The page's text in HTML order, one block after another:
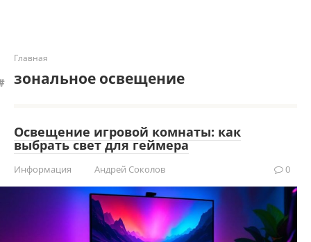
Главная
зональное освещение
Освещение игровой комнаты: как
выбрать свет для геймера
Информация Андрей Соколов 0